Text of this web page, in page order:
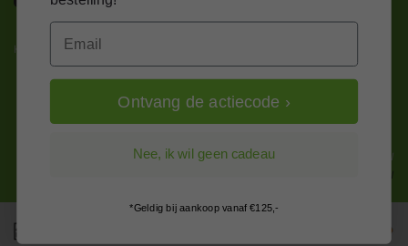
Kitcentrum is trots op:
Alle prijzen zijn in EURO en excl. 21% BTW
wijzig naar incl. BTW
Email
Ontvang de actiecode ›
Nee, ik wil geen cadeau
*Geldig bij aankoop vanaf €125,-